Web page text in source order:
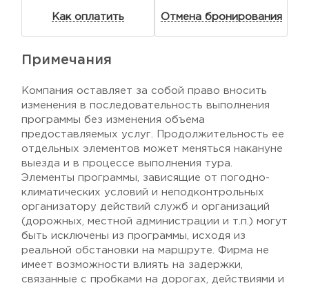
Как оплатить Отмена бронирования
Примечания
Компания оставляет за собой право вносить
изменения в последовательность выполнения
программы без изменения объема
предоставляемых услуг. Продолжительность ее
отдельных элементов может меняться накануне
выезда и в процессе выполнения тура.
Элементы программы, зависящие от погодно-
климатических условий и неподконтрольных
организатору действий служб и организаций
(дорожных, местной администрации и т.п.) могут
быть исключены из программы, исходя из
реальной обстановки на маршруте. Фирма не
имеет возможности влиять на задержки,
связанные с пробками на дорогах, действиями и